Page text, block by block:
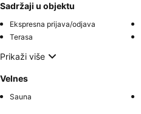
Sadržaji u objektu
Ekspresna prijava/odjava
Terasa
Prikaži više
Velnes
Sauna